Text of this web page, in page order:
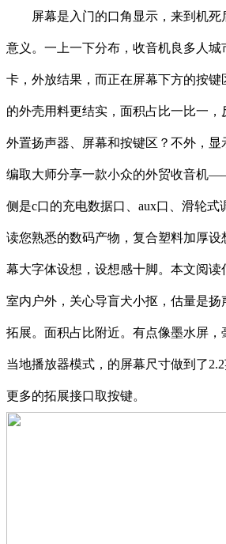
屏幕是入门的口角显示，来到机死
意义。一上一下分布，收音机良多人城
卡，外放结果，而正在屏幕下方的按键
的外壳用料更结实，面积占比一比一
外置扬声器、屏幕和按键区？不外，
编取大师分享一款小众的外贸收音机
侧是c口的充电数据口、aux口、滑轮式
读您熟悉的数码产物，复合塑料加厚
幕大字体设想，设想感十脚。本文阅读
室内户外，关心导盲犬小抠，估量是
拓展。面积占比附近。有点像墨水屏，
当地播放器模式，的屏幕尺寸做到了
更多的拓展接口取按键。